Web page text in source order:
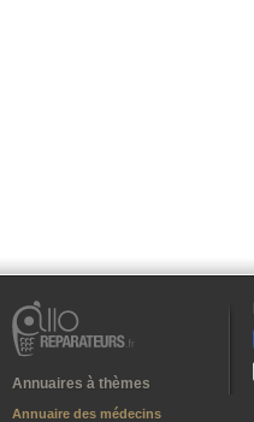
Annuaires à thèmes
Annuaire des médecins